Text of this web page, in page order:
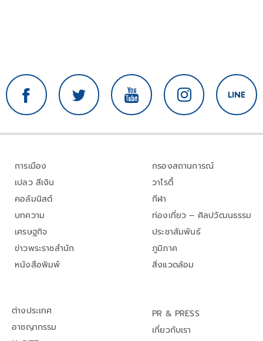
การเมือง
เปลว สีเงิน
คอลัมนิสต์
บทความ
เศรษฐกิจ
ข่าวพระราชสำนัก
หนังสือพิมพ์
กรองสถานการณ์
วาไรตี้
กีฬา
ท่องเที่ยว – ศิลปวัฒนธรรม
ประชาสัมพันธ์
ภูมิภาค
สิ่งแวดล้อม
ต่างประเทศ
อาชญากรรม
PR & PRESS
เกี่ยวกับเรา